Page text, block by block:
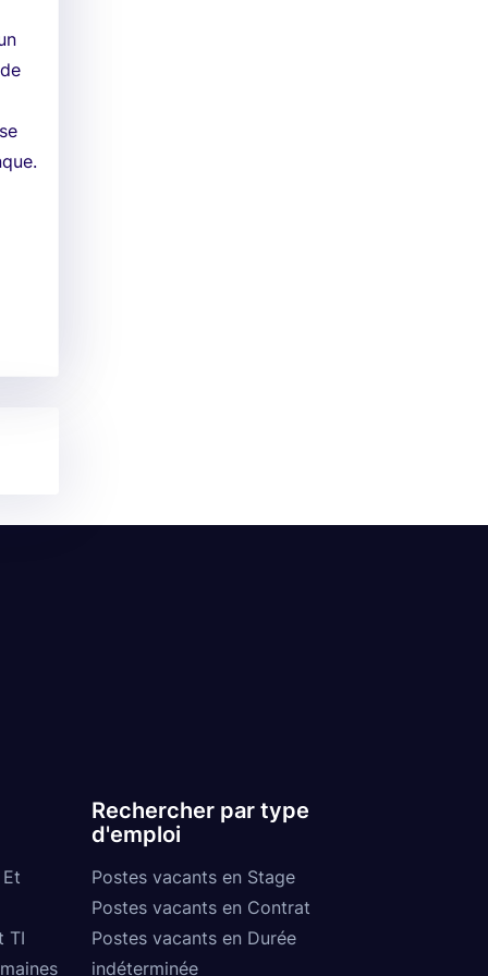
TI
Rechercher par type
d'emploi
Postes vacants en Stage
Postes vacants en Contrat
Postes vacants en Durée
indéterminée